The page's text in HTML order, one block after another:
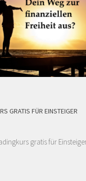
GRATIS FÜR EINSTEIGER